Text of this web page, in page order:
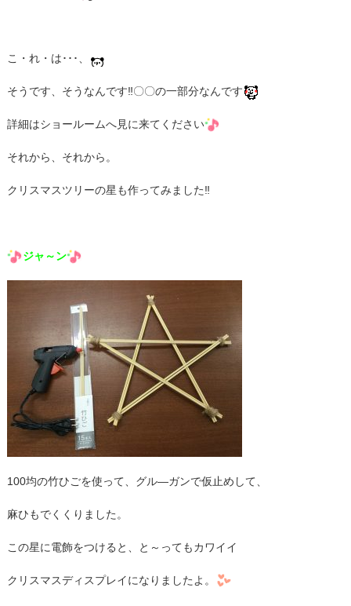
こ・れ・は･･･、
そうです、そうなんです‼〇〇の一部分なんです
詳細はショールームへ見に来てください
それから、それから。
クリスマスツリーの星も作ってみました‼
ジャ～ン
100均の竹ひごを使って、グル―ガンで仮止めして、
麻ひもでくくりました。
この星に電飾をつけると、と～ってもカワイイ
クリスマスディスプレイになりましたよ。